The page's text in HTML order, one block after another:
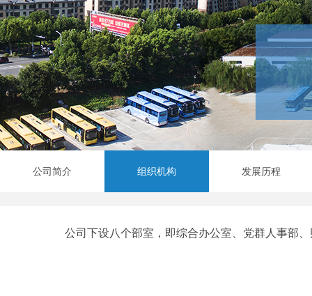
公司简介 组织机构 发展历程
公司下设八个部室，即综合办公室、党群人事部、